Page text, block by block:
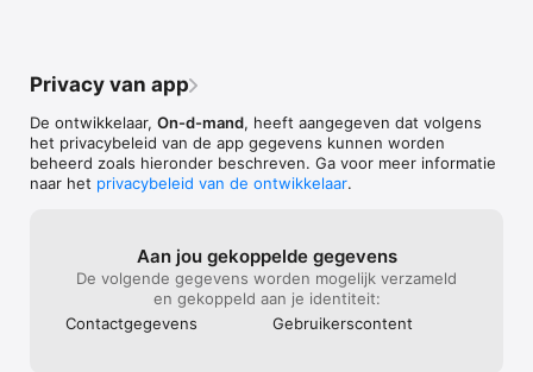
Zo draagt My Office Days bij aan een prettige werkdag,
hybride werkomgeving.
Privacy van app
De ontwikkelaar, On-d-mand, heeft aangegeven dat volgens
het privacybeleid van de app gegevens kunnen worden
beheerd zoals hieronder beschreven. Ga voor meer informatie
naar het privacybeleid van de ontwikkelaar.
Aan jou gekoppelde gegevens
De volgende gegevens worden mogelijk verzameld
en gekoppeld aan je identiteit:
Contact­gegevens
Gebruikers­content